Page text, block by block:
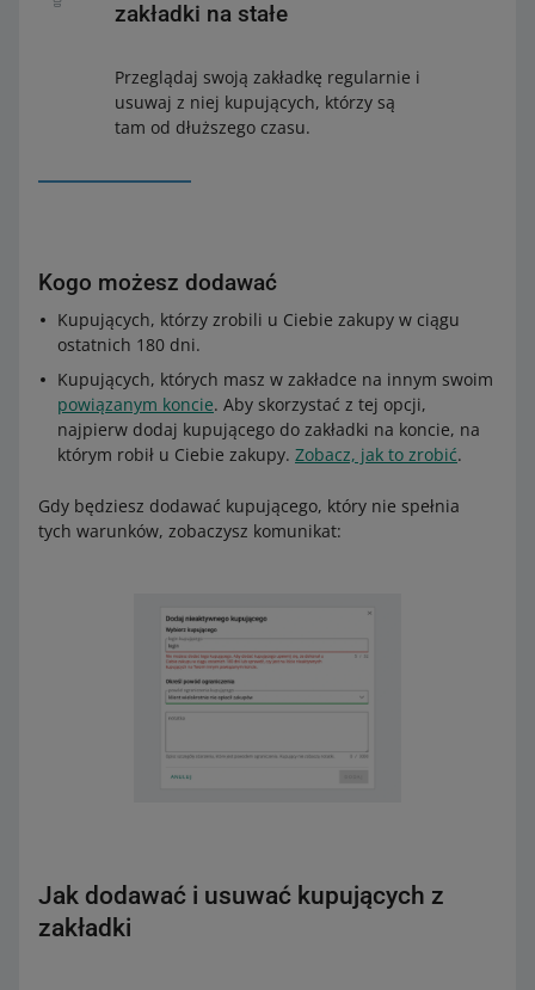
zakładki na stałe
Przeglądaj swoją zakładkę regularnie i
usuwaj z niej kupujących, którzy są
tam od dłuższego czasu.
Kogo możesz dodawać
Kupujących, którzy zrobili u Ciebie zakupy w ciągu
ostatnich 180 dni.
Kupujących, których masz w zakładce na innym swoim
powiązanym koncie. Aby skorzystać z tej opcji,
najpierw dodaj kupującego do zakładki na koncie, na
którym robił u Ciebie zakupy. Zobacz, jak to zrobić.
Gdy będziesz dodawać kupującego, który nie spełnia
tych warunków, zobaczysz komunikat:
Jak dodawać i usuwać kupujących z
zakładki